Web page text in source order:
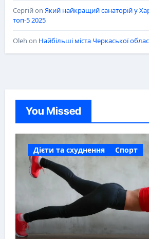
Сергійon Який найкращий санаторій у
топ-5 2025
Oleh on Найбільші міста Черкаської
You Missed
Дієти та схуднення Спорт